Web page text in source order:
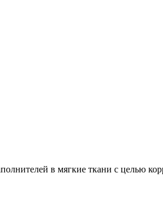
в мягкие ткани с целью